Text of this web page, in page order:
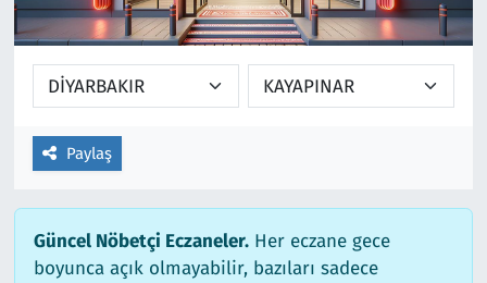
Paylaş
Güncel Nöbetçi Eczaneler.Her eczane gece
boyunca açık olmayabilir, bazıları sadece
Ekonomi
Siyaset
Foto Galeri
Video
Yazarlar
Gündem
Kapaklı
Kırklareli
Kültür Sanat
Malkara